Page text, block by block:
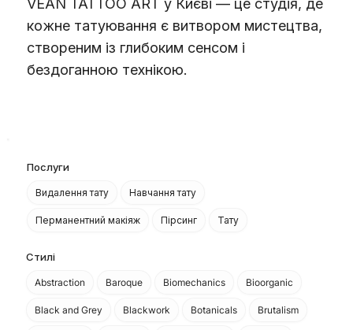
VEAN TATTOO ART у Києві — це студія, де
кожне татуювання є витвором мистецтва,
створеним із глибоким сенсом і
бездоганною технікою.
Послуги
Видалення тату Навчання тату
Перманентний макіяж Пірсинг Тату
Стилі
Abstraction Baroque Biomechanics Bioorganic
Black and Grey Blackwork Botanicals Brutalism